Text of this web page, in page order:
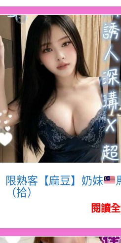
限熟客【麻豆】奶妹
（拾）
閱讀